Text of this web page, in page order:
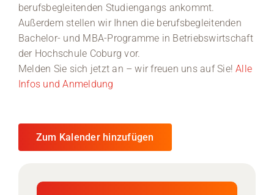
Kontakt
Medien
Stellenangebote
Veranstaltungen
berufsbegleitenden Studiengangs ankommt.
Außerdem stellen wir Ihnen die berufsbegleitenden
Bachelor- und MBA-Programme in Betriebswirtschaft
der Hochschule Coburg vor.
Melden Sie sich jetzt an – wir freuen uns auf Sie!Alle
Infos und Anmeldung
Zum Kalender hinzufügen